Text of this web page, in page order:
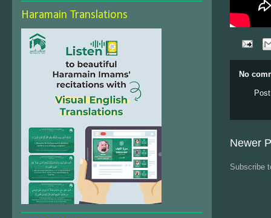
No
Newer
Subscribe
Haramain Translations